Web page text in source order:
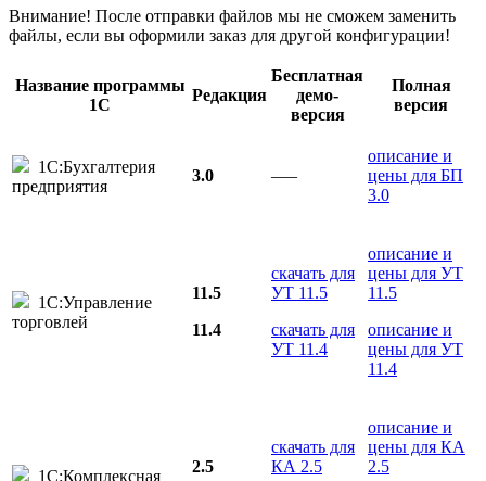
Внимание! После отправки файлов мы не сможем заменить
файлы, если вы оформили заказ для другой конфигурации!
Название программы
1С
Редакция
Бесплатная
демо-
версия
Полная
версия
1С:Бухгалтерия
предприятия
3.0 –––
описание и
цены для БП
3.0
1С:Управление
торговлей
11.5
11.4
скачать для
УТ 11.5
скачать для
УТ 11.4
описание и
цены для УТ
11.5
описание и
цены для УТ
11.4
1С:Комплексная
2.5
скачать для
КА 2.5
описание и
цены для КА
2.5